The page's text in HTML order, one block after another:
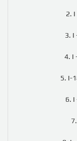
2. I
3. I
4. I
5. I-
6. I